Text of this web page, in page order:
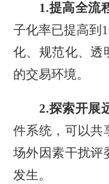
1.提高全流
子化率已提高到
化、规范化、透
的交易环境。
2.探索开展
件系统，可以共
场外因素干扰评
发生。